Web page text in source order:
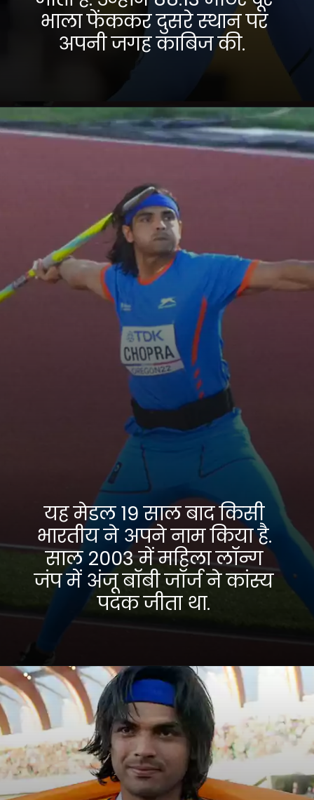
भाला फेंककर दुसरे स्थान पर
अपनी जगह काबिज की.
यह मेडल 19 साल बाद किसी
भारतीय ने अपने नाम किया है.
साल 2003 में महिला लॉन्ग
जंप में अंजू बॉबी जॉर्ज ने कांस्य
पदक जीता था.